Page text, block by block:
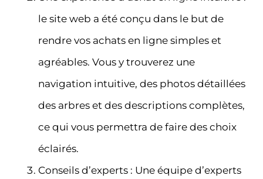
le site web a été conçu dans le but de
rendre vos achats en ligne simples et
agréables. Vous y trouverez une
navigation intuitive, des photos détaillées
des arbres et des descriptions complètes,
ce qui vous permettra de faire des choix
éclairés.
Conseils d’experts : Une équipe d’experts